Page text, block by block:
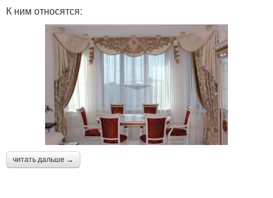
К ним относятся:
читать дальше →